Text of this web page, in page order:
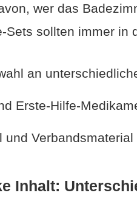
wer das
Sets sollten immer
an
Erste-Hilfe-
und Verbandsmaterial
Inhalt: